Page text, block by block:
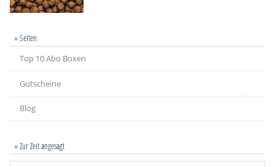
» Seiten
Top 10 Abo Boxen
Gutscheine
Blog
» Zur Zeit angesagt